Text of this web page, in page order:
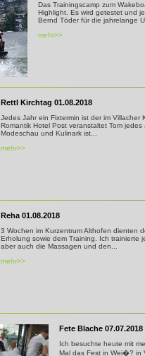
Das Trainingscamp zum
Highlight. Es wird getestet und
Bernd Töder für die jahrelange
mehr>>
Rettl Kirchtag 01.08.2018
Jedes Jahr ein Fixtermin ist der im
Romantik Hotel Post veranstaltet Tom
Modeschau und Kulinark ist...
mehr>>
Reha 01.08.2018
3 Wochen im Kurzentrum Althofen dienten
Erholung sowie dem Training. Ich trainierte
aber auch die Massagen und den...
mehr>>
Fete Blache 07.07.2018
Ich besuchte heute mit
Mal das Fest in Wei�? in